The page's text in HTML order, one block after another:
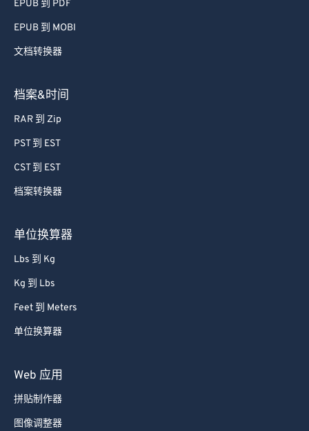
EPUB 到 PDF
EPUB 到 MOBI
文档转换器
档案&时间
RAR 到 Zip
PST 到 EST
CST 到 EST
档案转换器
单位换算器
Lbs 到 Kg
Kg 到 Lbs
Feet 到 Meters
单位换算器
Web 应用
拼贴制作器
图像调整器